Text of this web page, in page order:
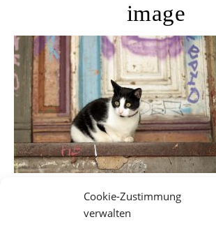
Cookie-Zustimmung
verwalten
image